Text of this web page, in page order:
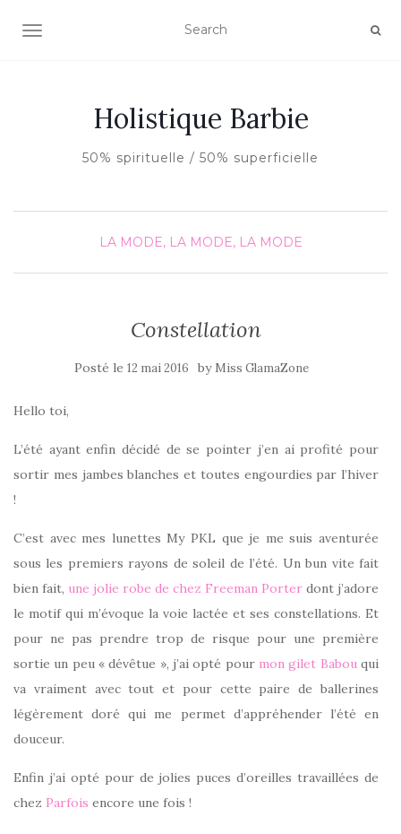
AFFICHER/MASQUER LA NAVIGATION
Holistique Barbie
50% spirituelle / 50% superficielle
LA MODE, LA MODE, LA MODE
Constellation
Posté le 12 mai 2016 by Miss GlamaZone
Hello toi,
L’été ayant enfin décidé de se pointer j’en ai profité pour
sortir mes jambes blanches et toutes engourdies par l’hiver
!
C’est avec mes lunettes My PKL que je me suis aventurée
sous les premiers rayons de soleil de l’été. Un bun vite fait
bien fait, une jolie robe de chez Freeman Porter dont j’adore
le motif qui m’évoque la voie lactée et ses constellations. Et
pour ne pas prendre trop de risque pour une première
sortie un peu « dévêtue », j’ai opté pour mon gilet Babouqui
va vraiment avec tout et pour cette paire de ballerines
légèrement doré qui me permet d’appréhender l’été en
douceur.
Enfin j’ai opté pour de jolies puces d’oreilles travaillées de
chez Parfois encore une fois !